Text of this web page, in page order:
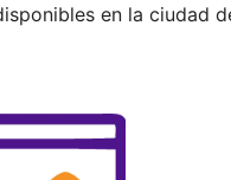
en la ciudad